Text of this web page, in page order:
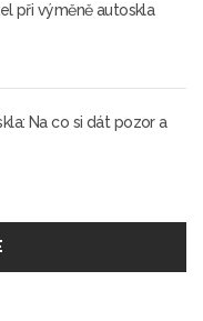
při výměně autoskla
Na co si dát pozor a